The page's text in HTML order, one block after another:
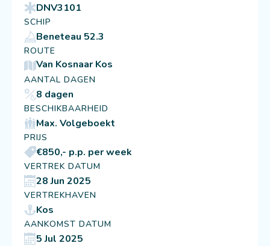
DNV3101
SCHIP
Beneteau 52.3
ROUTE
Van Kosnaar Kos
AANTAL DAGEN
8 dagen
BESCHIKBAARHEID
Max. Volgeboekt
PRIJS
€850,- p.p. per week
VERTREK DATUM
28 Jun 2025
VERTREKHAVEN
Kos
AANKOMST DATUM
5 Jul 2025